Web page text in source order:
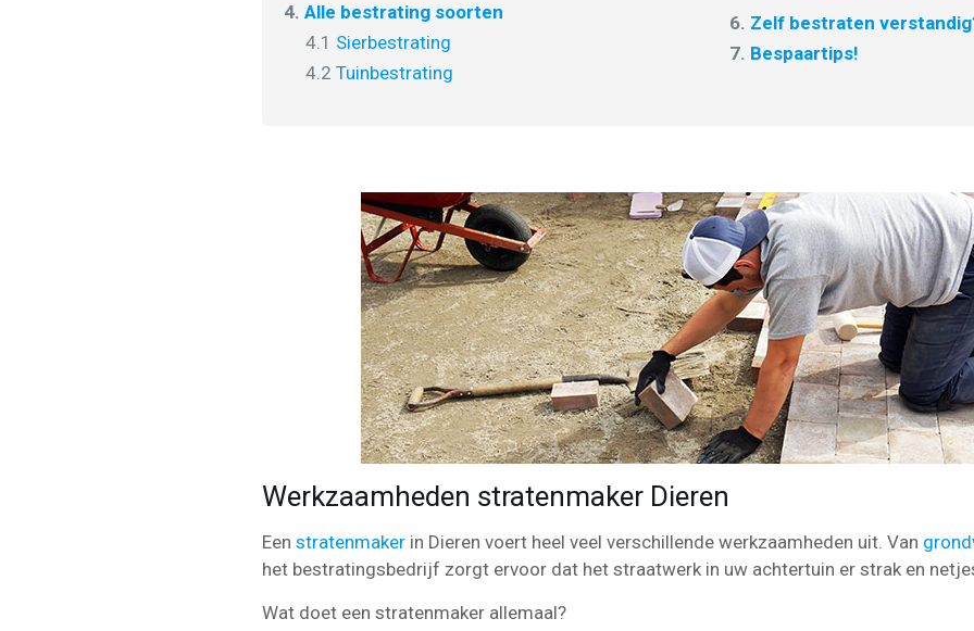
4. Alle bestrating soorten
4.1 Sierbestrating
4.2 Tuinbestrating
6. Zelf bestraten
7. Bespaartips!
Werkzaamheden stratenmaker Dieren
Een stratenmakerin Dieren voert heel veel verschillende werkzaamheden uit. Van
het bestratingsbedrijf zorgt ervoor dat het straatwerk in uw achtertuin er strak en
Wat doet een stratenmaker allemaal?